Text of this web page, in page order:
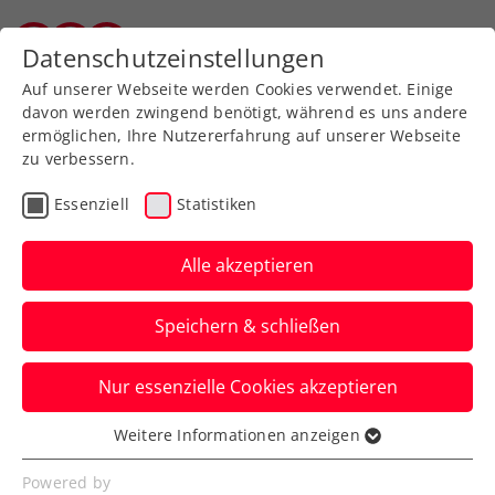
Zurück zur Newsübersicht
Verbands-Info
Förderprogramm
„Energieeffiziente
Sportstätten“ – Antrag
bis 31.12.2025
Von der Neuerungen bei Klima- und
Energieförderungen ist auch
„Energieeffiziente Sportstätten“ betroffen.
Datenschutzeinstellungen
Auf unserer Webseite werden Cookies verwendet. Einige
davon werden zwingend benötigt, während es uns andere
ermöglichen, Ihre Nutzererfahrung auf unserer Webseite
zu verbessern.
Essenziell Statistiken
Alle akzeptieren
Speichern & schließen
Nur essenzielle Cookies akzeptieren
Essenziell
Essenzielle Cookies werden für grundlegende
Weitere Informationen anzeigen
Powered by